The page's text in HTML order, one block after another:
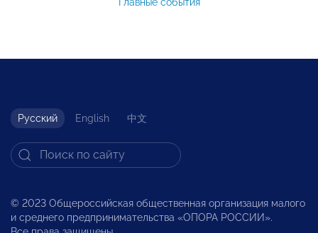
Русский English 中文
© 2023 Общероссийская общественная организация малого
и среднего предпринимательства «ОПОРА РОССИИ».